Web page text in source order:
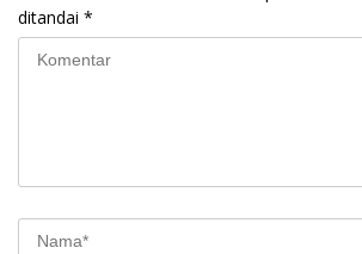
ditandai *